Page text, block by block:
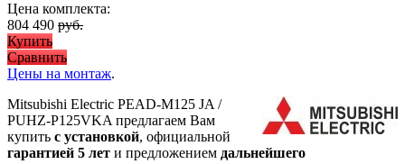
Цена комплекта:
804 490 руб.
Купить
Сравнить
Цены на монтаж.
Mitsubishi Electric PEAD-M125 JA /
PUHZ-P125VKA предлагаем Вам
купить с установкой, официальной
гарантией 5 лет и предложением дальнейшего